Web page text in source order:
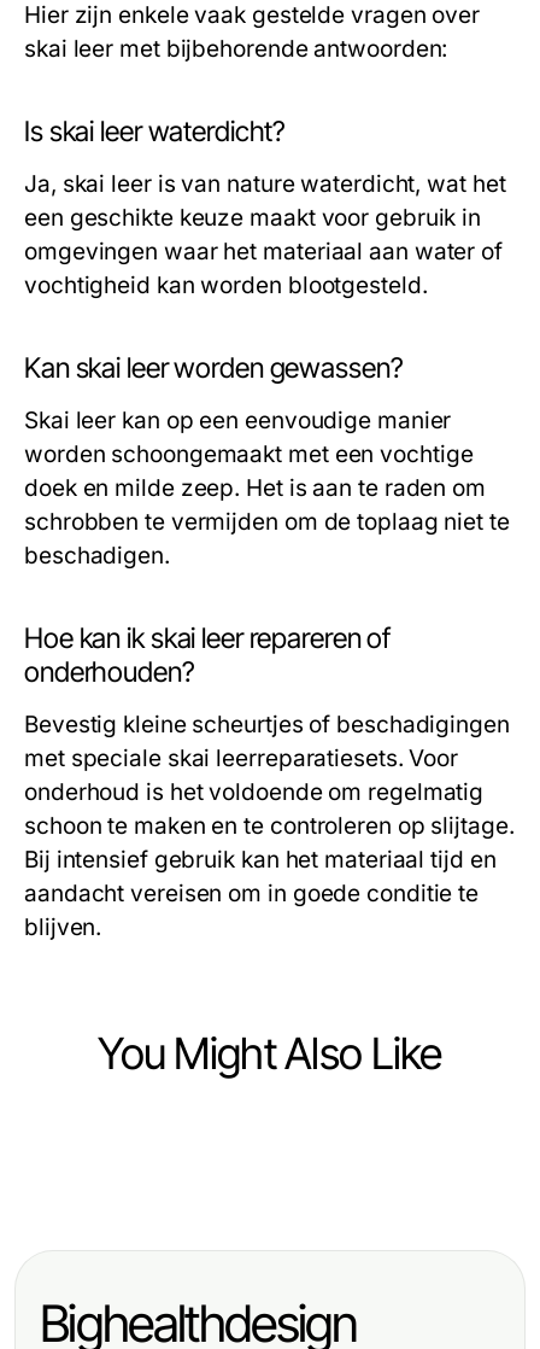
Hier zijn enkele vaak gestelde vragen over
skai leer met bijbehorende antwoorden:
Is skai leer waterdicht?
Ja, skai leer is van nature waterdicht, wat het
een geschikte keuze maakt voor gebruik in
omgevingen waar het materiaal aan water of
vochtigheid kan worden blootgesteld.
Kan skai leer worden gewassen?
Skai leer kan op een eenvoudige manier
worden schoongemaakt met een vochtige
doek en milde zeep. Het is aan te raden om
schrobben te vermijden om de toplaag niet te
beschadigen.
Hoe kan ik skai leer repareren of
onderhouden?
Bevestig kleine scheurtjes of beschadigingen
met speciale skai leerreparatiesets. Voor
onderhoud is het voldoende om regelmatig
schoon te maken en te controleren op slijtage.
Bij intensief gebruik kan het materiaal tijd en
aandacht vereisen om in goede conditie te
blijven.
You Might Also Like
Peptides That Experts Won't Tell
7 Motive pentru care Benzile LED
Bighealthdesign